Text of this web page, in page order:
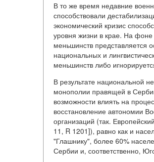
В то же время недавние
способствовали
экономический кризис
уровня жизни в крае. На
меньшинств представляется
национальных и
меньшинств либо
В результате национальной
монополии правящей в
возможности влиять на
восстановление автономии
организаций (так.
11, R 1201]), равно как и
"Глашнику", более 60%
Сербии и, соответственно,